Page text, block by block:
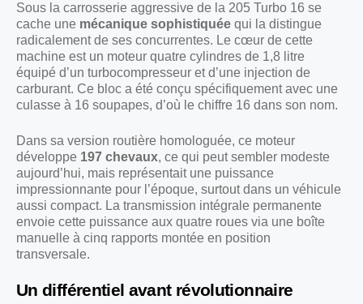
Sous la carrosserie aggressive de la 205 Turbo 16 se
cache une mécanique sophistiquée qui la distingue
radicalement de ses concurrentes. Le cœur de cette
machine est un moteur quatre cylindres de 1,8 litre
équipé d’un turbocompresseur et d’une injection de
carburant. Ce bloc a été conçu spécifiquement avec une
culasse à 16 soupapes, d’où le chiffre 16 dans son nom.
Dans sa version routière homologuée, ce moteur
développe 197 chevaux, ce qui peut sembler modeste
aujourd’hui, mais représentait une puissance
impressionnante pour l’époque, surtout dans un véhicule
aussi compact. La transmission intégrale permanente
envoie cette puissance aux quatre roues via une boîte
manuelle à cinq rapports montée en position
transversale.
Un différentiel avant révolutionnaire